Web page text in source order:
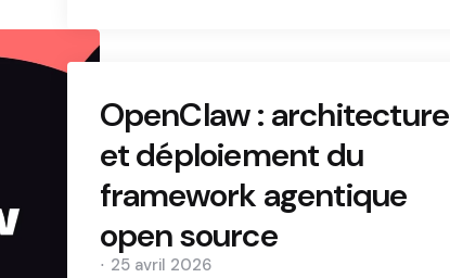
OpenClaw : architecture
et déploiement du
framework agentique
open source
25 avril 2026